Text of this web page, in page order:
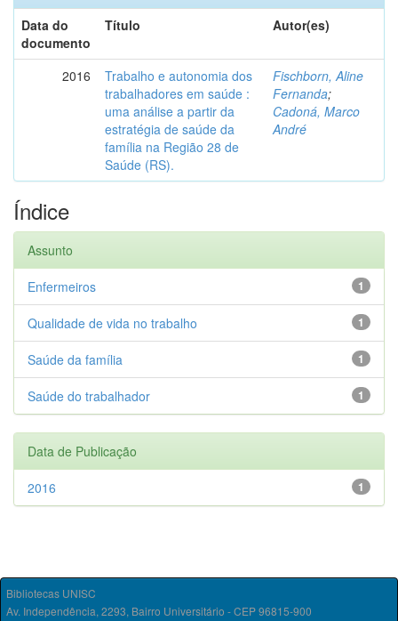
Data do
documento
Título Autor(es)
2016
Trabalho e autonomia dos
trabalhadores em saúde :
uma análise a partir da
estratégia de saúde da
família na Região 28 de
Saúde (RS).
Fischborn, Aline
Fernanda;
Cadoná, Marco
André
Índice
Assunto
1
Enfermeiros
1
Qualidade de vida no trabalho
1
Saúde da família
1
Saúde do trabalhador
Data de Publicação
1
2016
Bibliotecas UNISC
Av. Independência, 2293, Bairro Universitário - CEP 96815-900